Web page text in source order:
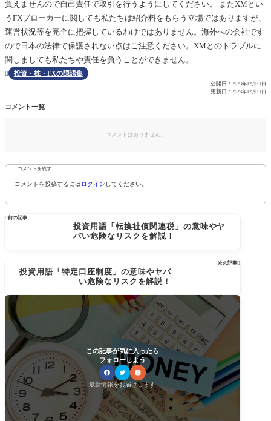
負えませんので自己責任で取引を行うようにしてください。 またXMとい
うFXブローカーに関しても私たちは紹介料をもらう立場ではありますが、
運営状況等を完全に把握しているわけではありません。海外への会社です
ので日本の法律で保護されない点はご注意ください。XMとのトラブルに
関しましても私たちや責任を負うことができません。
 投資・株・FXの隠語集
公開日： 2023年12月11日
更新日： 2023年12月11日
コメント一覧
コメントはありません。
コメントを残す
コメントを投稿するにはログイン してください。
前の記事
投資用語「転換社債関連税」の意味やヤ
バい危険なリスクを解説！
次の記事
投資用語「特定口座制度」の意味やヤバ
い危険なリスクを解説！
この記事が気に入ったら
フォローしよう
最新情報をお届けします